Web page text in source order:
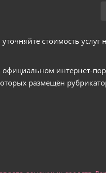
стоимость
интернет-
размещён